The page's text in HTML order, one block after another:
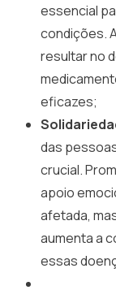
essencial
condições.
resultar no
eficazes;
das
crucial.
apoio
afetada,
aumenta a
essas